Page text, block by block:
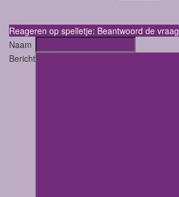
Reageren op spelletje: Beantwoord de vraag
Naam
Bericht